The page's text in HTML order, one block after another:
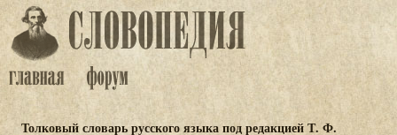
Толковый словарь русского языка под редакцией Т. Ф.